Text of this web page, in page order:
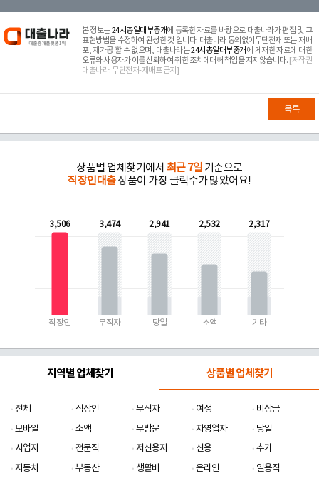
본 정보는24시총알대부중개에 등록한 자료를 바탕으로 대출나라가 편집 및 그
표현방법을 수정하여 완성한 것 입니다. 대출나라 동의없이무단전재 또는 재배
포, 재가공 할 수 없으며, 대출나라는24시총알대부중개 에 게재한 자료에 대한
오류와 사용자가 이를 신뢰하여 취한 조치에대해 책임을 지지않습니다. [저작권
대출나라. 무단전재-재배포 금지]
목록
상품별 업체찾기에서 최근 7일 기준으로
직장인대출상품이 가장 클릭수가 많았어요!
3,506
직장인
3,474
무직자
2,941
당일
2,532
소액
2,317
기타
지역별 업체찾기 상품별 업체찾기
전체 직장인 무직자 여성
비상금
모바일
소액 무방문 자영업자
당일
사업자
전문직 저신용자 신용
추가
자동차
부동산 생활비 온라인
일용직